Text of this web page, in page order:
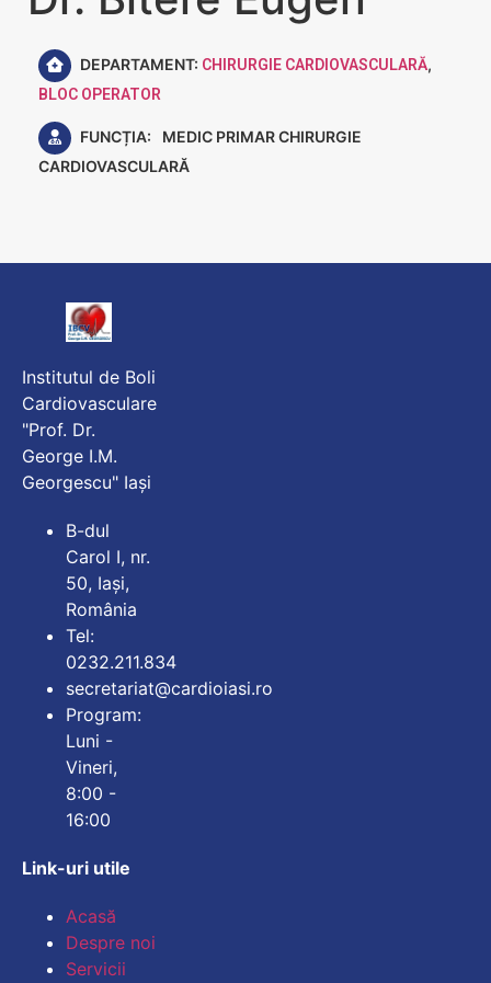
DEPARTAMENT: CHIRURGIE CARDIOVASCULARĂ,
BLOC OPERATOR
FUNCȚIA:
MEDIC PRIMAR CHIRURGIE
CARDIOVASCULARĂ
Institutul de Boli
Cardiovasculare
"Prof. Dr.
George I.M.
Georgescu" Iași
B-dul
Carol I, nr.
50, Iași,
România
Tel:
0232.211.834
secretariat@cardioiasi.ro
Program:
Luni -
Vineri,
8:00 -
16:00
Link-uri utile
Acasă
Despre noi
Servicii